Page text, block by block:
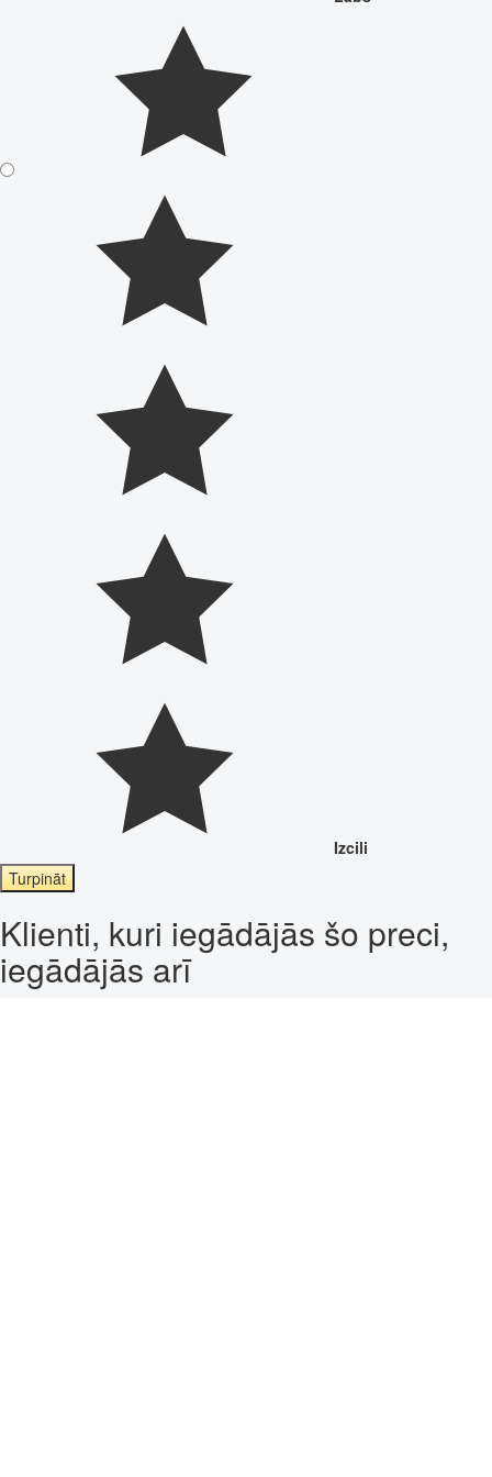
Izcili
Turpināt
Klienti, kuri iegādājās šo preci,
iegādājās arī